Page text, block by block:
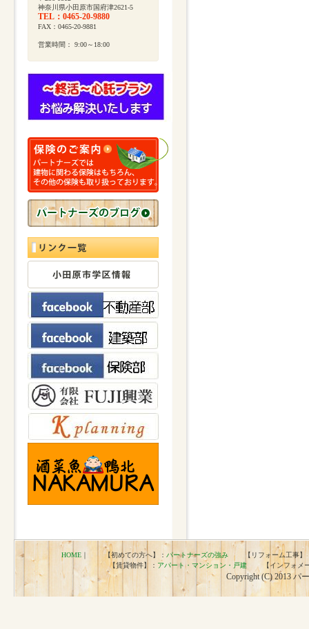
神奈川県小田原市国府津2621-5
TEL：0465-20-9880
FAX：0465-20-9881
営業時間： 9:00～18:00
HOME｜ 【初めての方へ】： パートナーズの強み【リフォーム工事】
【賃貸物件】： アパート・マンション・戸建【インフォメー
Copyright (C) 2013 パ